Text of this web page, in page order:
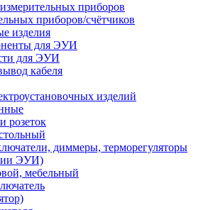
приборов
приборов/счётчиков
изделия
для ЭУИ
для ЭУИ
кабеля
изделий
розеток
диммеры, терморегуляторы
ЭУИ)
мебельный